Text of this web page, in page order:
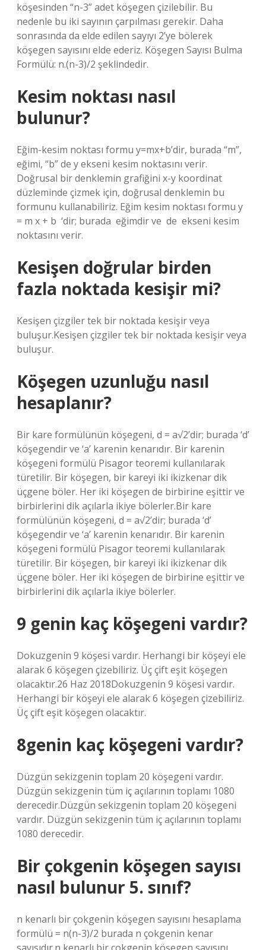
köşesinden “n-3” adet köşegen çizilebilir. Bu
nedenle bu iki sayının çarpılması gerekir. Daha
sonrasında da elde edilen sayıyı 2’ye bölerek
köşegen sayısını elde ederiz. Köşegen Sayısı Bulma
Formülü: n.(n-3)/2 şeklindedir.
Kesim noktası nasıl
bulunur?
Eğim-kesim noktası formu y=mx+b’dir, burada “m”,
eğimi, “b” de y ekseni kesim noktasını verir.
Doğrusal bir denklemin grafiğini x-y koordinat
düzleminde çizmek için, doğrusal denklemin bu
formunu kullanabiliriz. Eğim kesim noktası formu y
= m x + b ‍ ‘dir; burada ‍ eğimdir ve ‍ de ‍ ekseni kesim
noktasını verir.
Kesişen doğrular birden
fazla noktada kesişir mi?
Kesişen çizgiler tek bir noktada kesişir veya
buluşur.Kesişen çizgiler tek bir noktada kesişir veya
buluşur.
Köşegen uzunluğu nasıl
hesaplanır?
Bir kare formülünün köşegeni, d = a√2’dir; burada ‘d’
köşegendir ve ‘a’ karenin kenarıdır. Bir karenin
köşegeni formülü Pisagor teoremi kullanılarak
türetilir. Bir köşegen, bir kareyi iki ikizkenar dik
üçgene böler. Her iki köşegen de birbirine eşittir ve
birbirlerini dik açılarla ikiye bölerler.Bir kare
formülünün köşegeni, d = a√2’dir; burada ‘d’
köşegendir ve ‘a’ karenin kenarıdır. Bir karenin
köşegeni formülü Pisagor teoremi kullanılarak
türetilir. Bir köşegen, bir kareyi iki ikizkenar dik
üçgene böler. Her iki köşegen de birbirine eşittir ve
birbirlerini dik açılarla ikiye bölerler.
9 genin kaç köşegeni vardır?
Dokuzgenin 9 köşesi vardır. Herhangi bir köşeyi ele
alarak 6 köşegen çizebiliriz. Üç çift eşit köşegen
olacaktır.26 Haz 2018Dokuzgenin 9 köşesi vardır.
Herhangi bir köşeyi ele alarak 6 köşegen çizebiliriz.
Üç çift eşit köşegen olacaktır.
8genin kaç köşegeni vardır?
Düzgün sekizgenin toplam 20 köşegeni vardır.
Düzgün sekizgenin tüm iç açılarının toplamı 1080
derecedir.Düzgün sekizgenin toplam 20 köşegeni
vardır. Düzgün sekizgenin tüm iç açılarının toplamı
1080 derecedir.
Bir çokgenin köşegen sayısı
nasıl bulunur 5. sınıf?
n kenarlı bir çokgenin köşegen sayısını hesaplama
formülü = n(n-3)/2 burada n çokgenin kenar